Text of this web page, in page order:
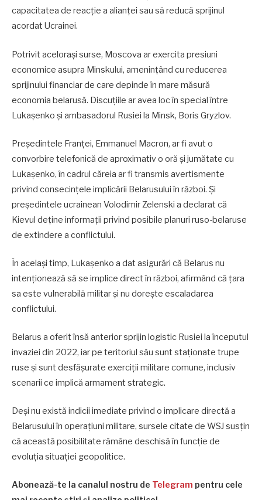
capacitatea de reacție a alianței sau să reducă sprijinul
acordat Ucrainei.
Potrivit acelorași surse, Moscova ar exercita presiuni
economice asupra Minskului, amenințând cu reducerea
sprijinului financiar de care depinde în mare măsură
economia belarusă. Discuțiile ar avea loc în special între
Lukașenko și ambasadorul Rusiei la Minsk, Boris Gryzlov.
Președintele Franței, Emmanuel Macron, ar fi avut o
convorbire telefonică de aproximativ o oră și jumătate cu
Lukașenko, în cadrul căreia ar fi transmis avertismente
privind consecințele implicării Belarusului în război. Și
președintele ucrainean Volodimir Zelenski a declarat că
Kievul deține informații privind posibile planuri ruso-belaruse
de extindere a conflictului.
În același timp, Lukașenko a dat asigurări că Belarus nu
intenționează să se implice direct în război, afirmând că țara
sa este vulnerabilă militar și nu dorește escaladarea
conflictului.
Belarus a oferit însă anterior sprijin logistic Rusiei la începutul
invaziei din 2022, iar pe teritoriul său sunt staționate trupe
ruse și sunt desfășurate exerciții militare comune, inclusiv
scenarii ce implică armament strategic.
Deși nu există indicii imediate privind o implicare directă a
Belarusului în operațiuni militare, sursele citate de WSJ susțin
că această posibilitate rămâne deschisă în funcție de
evoluția situației geopolitice.
Abonează-te la canalul nostru de Telegram pentru cele